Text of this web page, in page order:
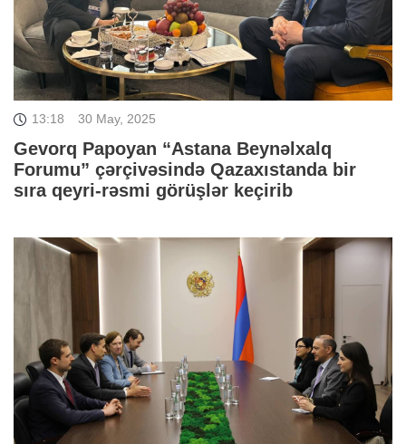
13:18 30 May, 2025
Gevorq Papoyan “Astana Beynəlxalq
Forumu” çərçivəsində Qazaxıstanda bir
sıra qeyri-rəsmi görüşlər keçirib